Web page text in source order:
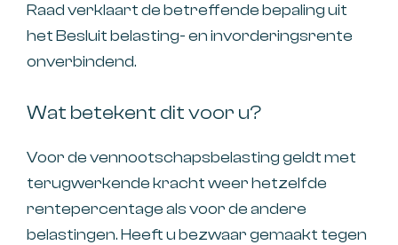
Raad verklaart de betreffende bepaling uit
het Besluit belasting- en invorderingsrente
onverbindend.
Wat betekent dit voor u?
Voor de vennootschapsbelasting geldt met
terugwerkende kracht weer hetzelfde
rentepercentage als voor de andere
belastingen. Heeft u bezwaar gemaakt tegen